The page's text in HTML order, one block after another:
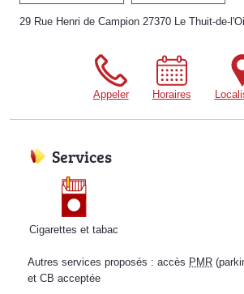
29 Rue Henri de Campion 27370 Le Thuit-de-
Appeler Horaires
Services
Cigarettes et tabac
Autres services proposés : accès PMR
et CB acceptée